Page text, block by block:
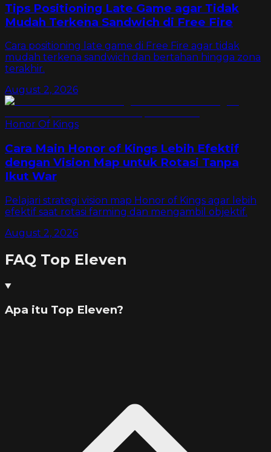
Tips Positioning Late Game agar Tidak
Mudah Terkena Sandwich di Free Fire
Cara positioning late game di Free Fire agar tidak
mudah terkena sandwich dan bertahan hingga zona
terakhir.
August 2, 2026
Honor Of Kings
Cara Main Honor of Kings Lebih Efektif
dengan Vision Map untuk Rotasi Tanpa
Ikut War
Pelajari strategi vision map Honor of Kings agar lebih
efektif saat rotasi farming dan mengambil objektif.
August 2, 2026
FAQ Top Eleven
Apa itu Top Eleven?